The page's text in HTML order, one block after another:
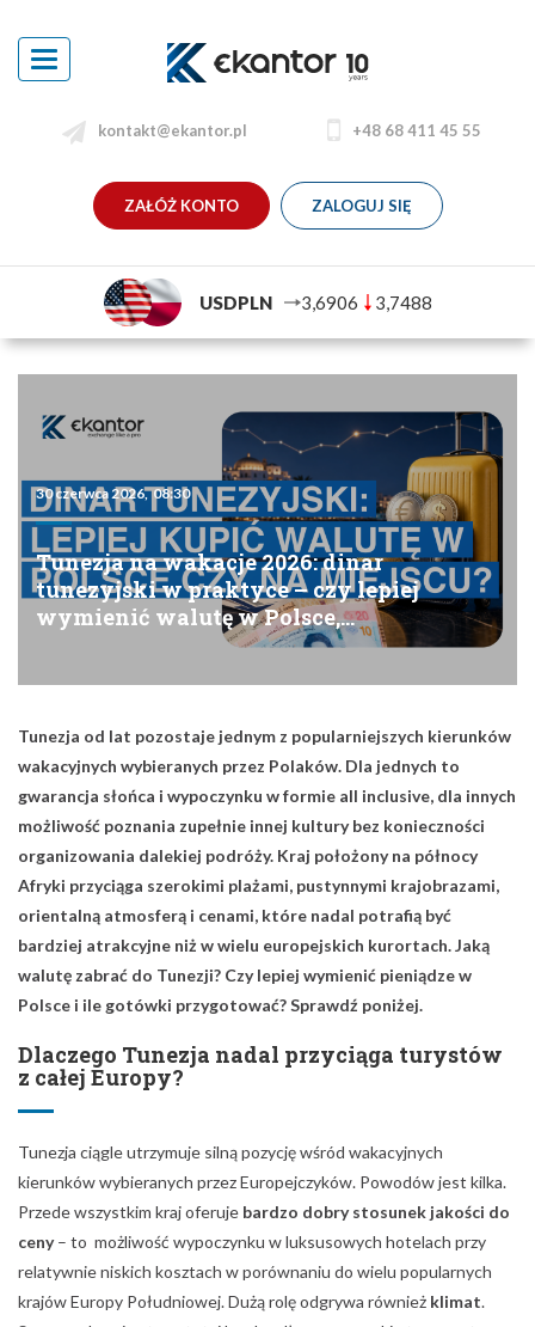
Toggle
navigation
kontakt@ekantor.pl +48 68 411 45 55
ZAŁÓŻ KONTO ZALOGUJ SIĘ
USDPLN 3,6906 3,7488
30 czerwca 2026, 08:30
Tunezja na wakacje 2026: dinar
tunezyjski w praktyce – czy lepiej
wymienić walutę w Polsce,…
Tunezja od lat pozostaje jednym z popularniejszych kierunków
wakacyjnych wybieranych przez Polaków. Dla jednych to
gwarancja słońca i wypoczynku w formie all inclusive, dla innych
możliwość poznania zupełnie innej kultury bez konieczności
organizowania dalekiej podróży. Kraj położony na północy
Afryki przyciąga szerokimi plażami, pustynnymi krajobrazami,
orientalną atmosferą i cenami, które nadal potrafią być
bardziej atrakcyjne niż w wielu europejskich kurortach. Jaką
walutę zabrać do Tunezji? Czy lepiej wymienić pieniądze w
Polsce i ile gotówki przygotować? Sprawdź poniżej.
Dlaczego Tunezja nadal przyciąga turystów
z całej Europy?
Tunezja ciągle utrzymuje silną pozycję wśród wakacyjnych
kierunków wybieranych przez Europejczyków. Powodów jest kilka.
Przede wszystkim kraj oferuje bardzo dobry stosunek jakości do
ceny– to możliwość wypoczynku w luksusowych hotelach przy
relatywnie niskich kosztach w porównaniu do wielu popularnych
krajów Europy Południowej. Dużą rolę odgrywa również klimat.